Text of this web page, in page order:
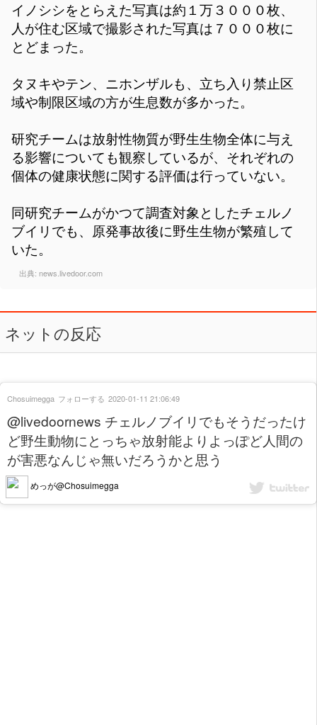
イノシシをとらえた写真は約１万３０００枚、
人が住む区域で撮影された写真は７０００枚に
とどまった。
タヌキやテン、ニホンザルも、立ち入り禁止区
域や制限区域の方が生息数が多かった。
研究チームは放射性物質が野生生物全体に与え
る影響についても観察しているが、それぞれの
個体の健康状態に関する評価は行っていない。
同研究チームがかつて調査対象としたチェルノ
ブイリでも、原発事故後に野生生物が繁殖して
いた。
出典: news.livedoor.com
ネットの反応
@livedoornews チェルノブイリでもそうだったけ
ど野生動物にとっちゃ放射能よりよっぽど人間の
が害悪なんじゃ無いだろうかと思う
めっが@Chosuimegga
Chosuimegga フォローする 2020-01-11 21:06:49